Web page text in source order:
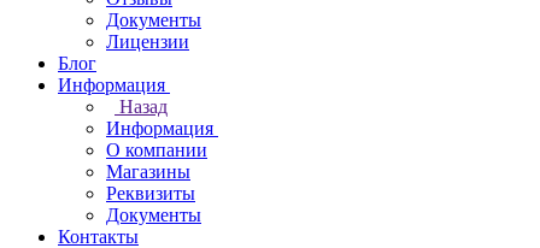
Документы
Лицензии
Блог
Информация
Назад
Информация
О компании
Магазины
Реквизиты
Документы
Контакты